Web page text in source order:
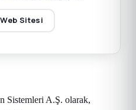
Sitesi
Sistemleri A.Ş. olarak,